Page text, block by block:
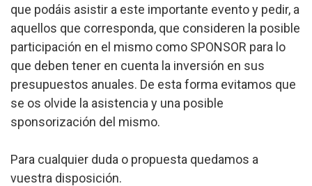
que podáis asistir a este importante evento y pedir, a
aquellos que corresponda, que consideren la posible
participación en el mismo como SPONSOR para lo
que deben tener en cuenta la inversión en sus
presupuestos anuales. De esta forma evitamos que
se os olvide la asistencia y una posible
sponsorización del mismo.
Para cualquier duda o propuesta quedamos a
vuestra disposición.